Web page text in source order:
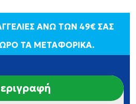
ΑΝΩ ΤΩΝ 49€ ΣΑΣ
ΤΑ ΜΕΤΑΦΟΡΙΚΑ.